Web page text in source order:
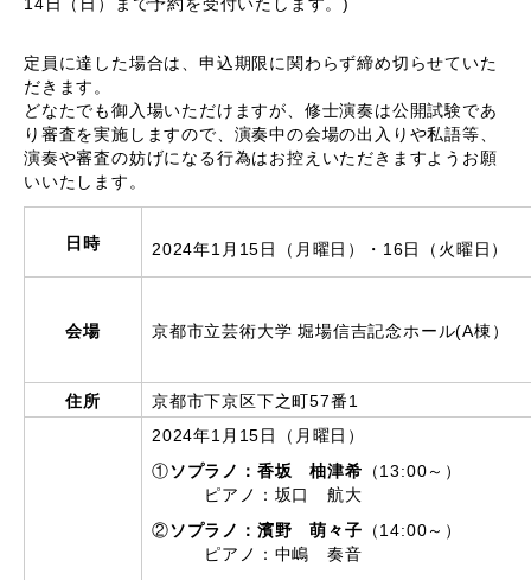
14日（日）まで予約を受付いたします。)
定員に達した場合は、申込期限に関わらず締め切らせていた
だきます。
どなたでも御入場いただけますが、修士演奏は公開試験であ
り審査を実施しますので、演奏中の会場の出入りや私語等、
演奏や審査の妨げになる行為はお控えいただきますようお願
いいたします。
日時 2024年1月15日（月曜日）・16日（火曜日）
会場 京都市立芸術大学 堀場信吉記念ホール(A棟）
住所 京都市下京区下之町57番1
2024年1月15日（月曜日）
①ソプラノ：香坂 柚津希 （13:00～）
ピアノ：坂口 航大
②ソプラノ：濱野 萌々子 （14:00～）
ピアノ：中嶋 奏音